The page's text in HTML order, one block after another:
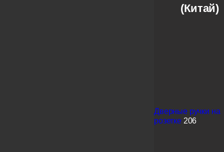
(Китай)
Дверные ручки на
розетке 206